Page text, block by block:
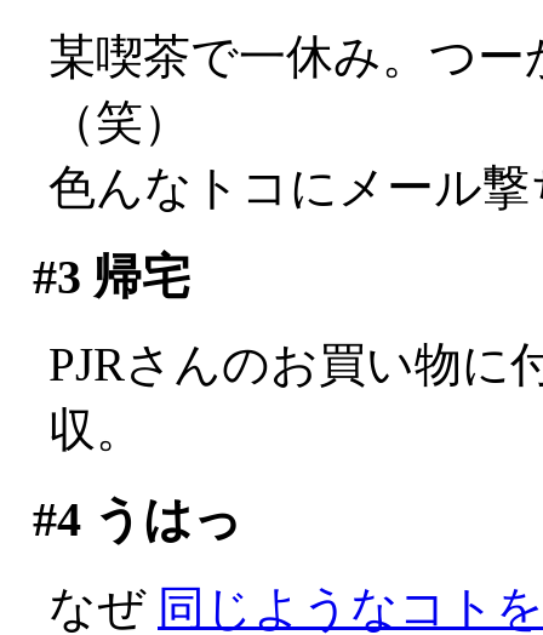
某喫茶で一休み。つ
（笑）
色んなトコにメール
#3 帰宅
PJRさんのお買い物に
収。
#4うはっ
なぜ 同じようなコト